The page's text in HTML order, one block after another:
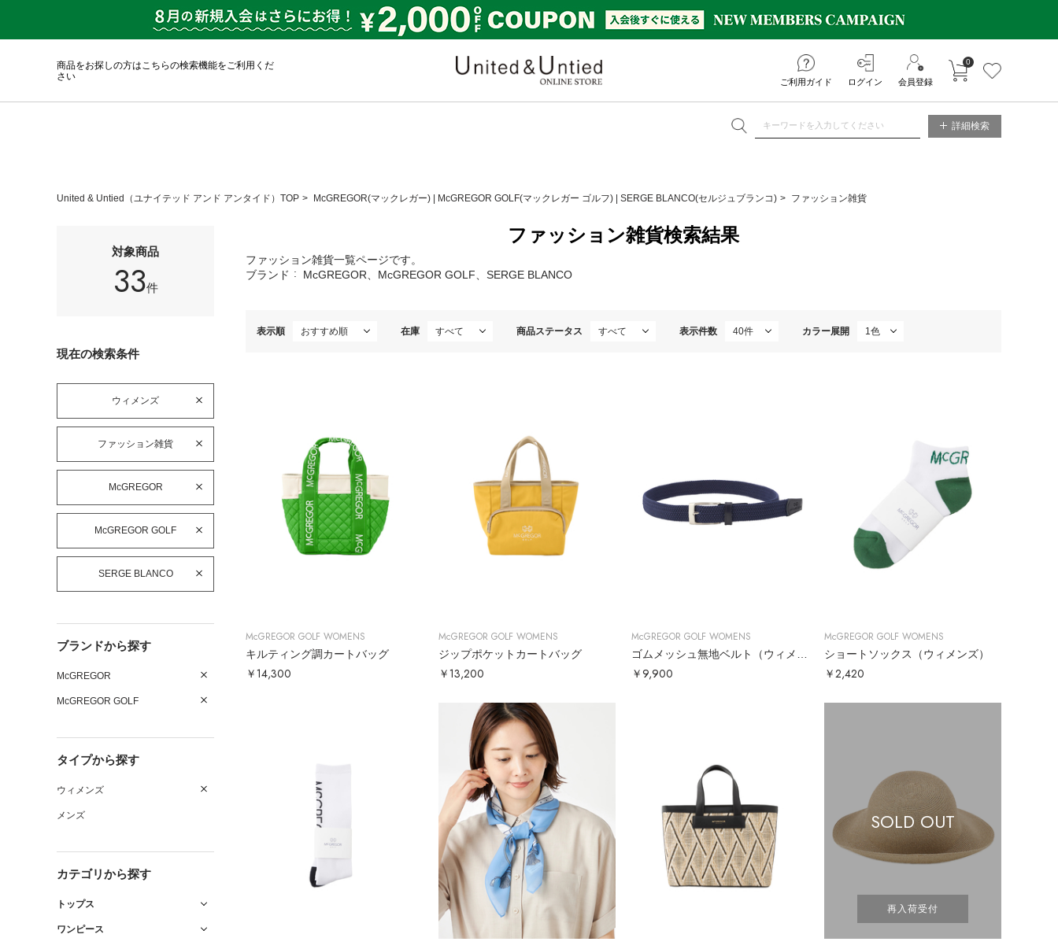
商品をお探しの方はこちらの検索機能をご利用くだ
さい
ご利用ガイド ログイン 会員登録
カートに入れる
0
詳細検索
United & Untied（ユナイテッド アンド アンタイド）TOP McGREGOR(マックレガー) McGREGOR GOLF(マックレガー ゴルフ) SERGE BLANCO(セルジュブランコ) ファッション雑貨
対象商品
33件
現在の検索条件
ウィメンズ
ファッション雑貨
McGREGOR
McGREGOR GOLF
SERGE BLANCO
ブランドから探す
McGREGOR
McGREGOR GOLF
タイプから探す
ウィメンズ
メンズ
カテゴリから探す
トップス
ワンピース
ファッション雑貨検索結果
ファッション雑貨一覧ページです。
ブランド
McGREGOR、McGREGOR GOLF、SERGE BLANCO
表示順 在庫 商品ステータス 表示件数 カラー展開
McGREGOR GOLF WOMENS
キルティング調カートバッグ
￥14,300
McGREGOR GOLF WOMENS
ジップポケットカートバッグ
￥13,200
McGREGOR GOLF WOMENS
￥9,900
McGREGOR GOLF WOMENS
ショートソックス（ウィメンズ）
￥2,420
SOLD OUT
再入荷受付